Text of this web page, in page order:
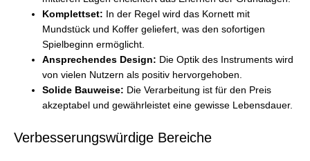
Komplettset: In der Regel wird das Kornett mit
Mundstück und Koffer geliefert, was den sofortigen
Spielbeginn ermöglicht.
Ansprechendes Design: Die Optik des Instruments wird
von vielen Nutzern als positiv hervorgehoben.
Solide Bauweise: Die Verarbeitung ist für den Preis
akzeptabel und gewährleistet eine gewisse Lebensdauer.
Verbesserungswürdige Bereiche